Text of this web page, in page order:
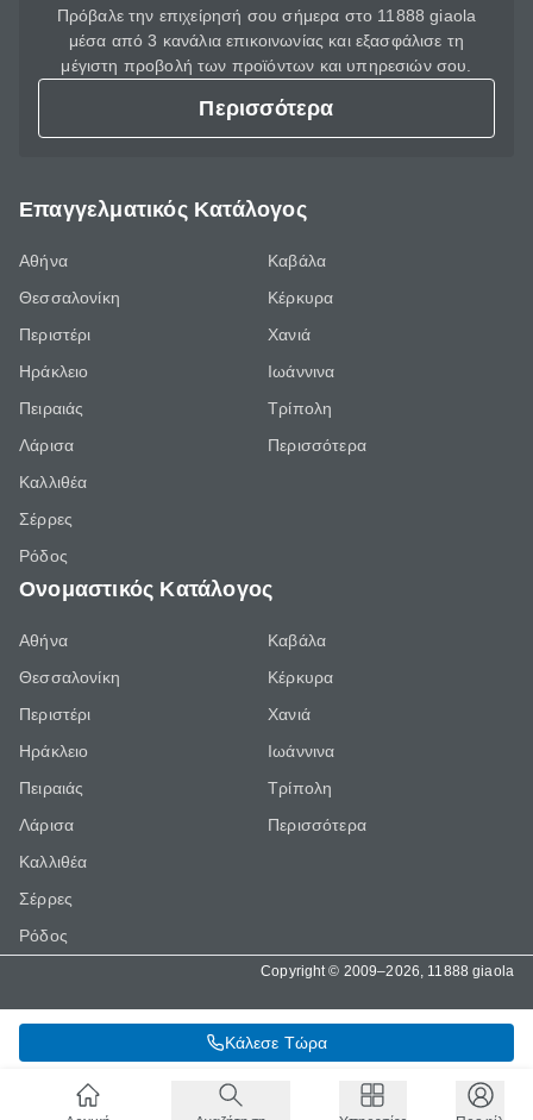
Κάλεσε Τώρα
Πρόβαλε την επιχείρησή σου σήμερα στο 11888 giaola
μέσα από 3 κανάλια επικοινωνίας και εξασφάλισε τη
μέγιστη προβολή των προϊόντων και υπηρεσιών σου.
Περισσότερα
Επαγγελματικός Κατάλογος
Αθήνα
Θεσσαλονίκη
Περιστέρι
Ηράκλειο
Πειραιάς
Λάρισα
Καλλιθέα
Σέρρες
Ρόδος
Καβάλα
Κέρκυρα
Χανιά
Ιωάννινα
Τρίπολη
Περισσότερα
Ονομαστικός Κατάλογος
Αθήνα
Θεσσαλονίκη
Περιστέρι
Ηράκλειο
Πειραιάς
Λάρισα
Καλλιθέα
Σέρρες
Ρόδος
Καβάλα
Κέρκυρα
Χανιά
Ιωάννινα
Τρίπολη
Περισσότερα
Copyright © 2009–2026, 11888 giaola